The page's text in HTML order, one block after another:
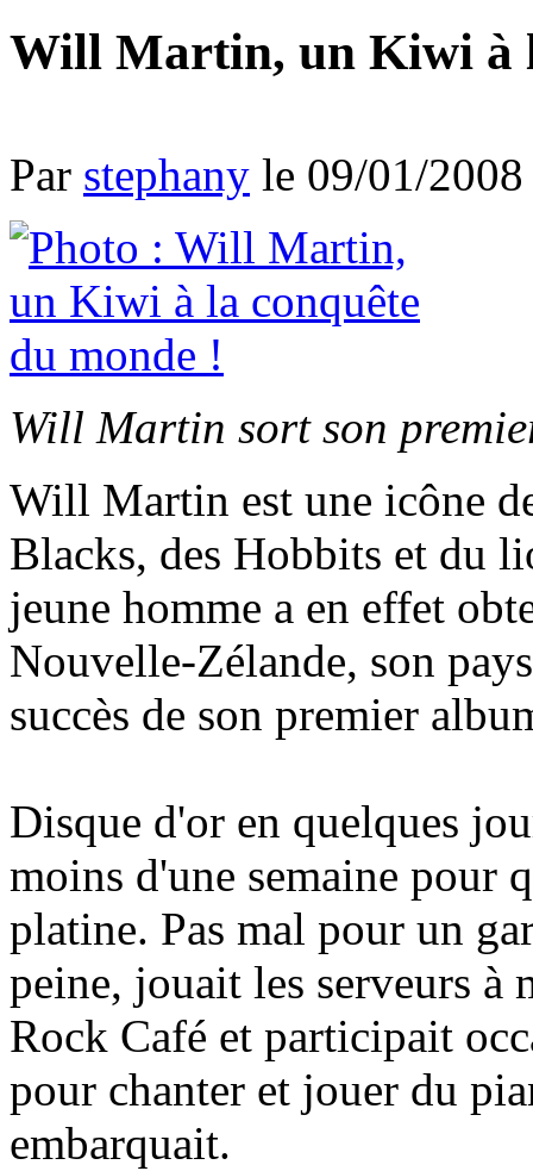
Will Martin, un Kiwi à
Par stephany le 09/01/2008
Will Martin sort son
Will Martin est une icône
Blacks, des Hobbits et du
jeune homme a en effet
Nouvelle-Zélande, son
succès de son premier
Disque d'or en quelques
moins d'une semaine pour
platine. Pas mal pour un
peine, jouait les serveurs à
Rock Café et participait
pour chanter et jouer du
embarquait.